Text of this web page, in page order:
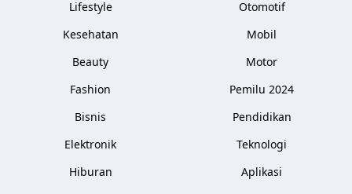
Lifestyle
Kesehatan
Beauty
Fashion
Bisnis
Elektronik
Hiburan
Otomotif
Mobil
Motor
Pemilu 2024
Pendidikan
Teknologi
Aplikasi